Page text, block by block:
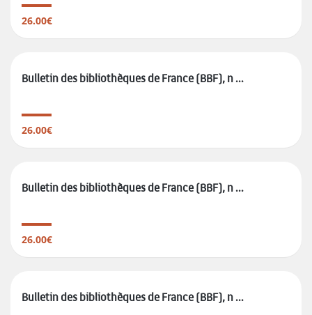
26.00€
Bulletin des bibliothèques de France (BBF), n ...
26.00€
Bulletin des bibliothèques de France (BBF), n ...
26.00€
Bulletin des bibliothèques de France (BBF), n ...